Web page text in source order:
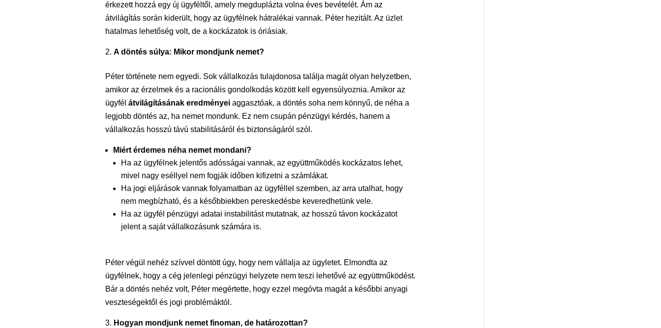
érkezett hozzá egy új ügyféltől, amely megduplázta volna éves bevételét. Ám az
átvilágítás során kiderült, hogy az ügyfélnek hátralékai vannak. Péter hezitált. Az üzlet
hatalmas lehetőség volt, de a kockázatok is óriásiak.
A döntés súlya: Mikor mondjunk nemet?
Péter története nem egyedi. Sok vállalkozás tulajdonosa találja magát olyan helyzetben,
amikor az érzelmek és a racionális gondolkodás között kell egyensúlyoznia. Amikor az
ügyfél átvilágításának eredményeiaggasztóak, a döntés soha nem könnyű, de néha a
legjobb döntés az, ha nemet mondunk. Ez nem csupán pénzügyi kérdés, hanem a
vállalkozás hosszú távú stabilitásáról és biztonságáról szól.
Miért érdemes néha nemet mondani?
Ha az ügyfélnek jelentős adósságai vannak, az együttműködés kockázatos lehet,
mivel nagy eséllyel nem fogják időben kifizetni a számlákat.
Ha jogi eljárások vannak folyamatban az ügyféllel szemben, az arra utalhat, hogy
nem megbízható, és a későbbiekben pereskedésbe keveredhetünk vele.
Ha az ügyfél pénzügyi adatai instabilitást mutatnak, az hosszú távon kockázatot
jelent a saját vállalkozásunk számára is.
Péter végül nehéz szívvel döntött úgy, hogy nem vállalja az ügyletet. Elmondta az
ügyfélnek, hogy a cég jelenlegi pénzügyi helyzete nem teszi lehetővé az együttműködést.
Bár a döntés nehéz volt, Péter megértette, hogy ezzel megóvta magát a későbbi anyagi
veszteségektől és jogi problémáktól.
Hogyan mondjunk nemet finoman, de határozottan?